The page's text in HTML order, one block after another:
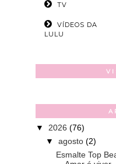
TV
VÍDEOS DA
LULU
▼ 2026 (76)
▼ agosto (2)
Esmalte Top